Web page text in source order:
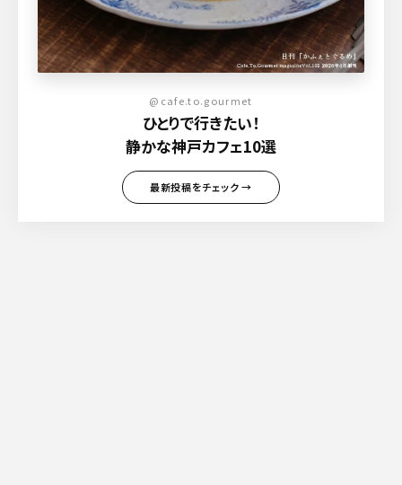
@cafe.to.gourmet
ひとりで行きたい！
静かな神戸カフェ10選
最新投稿をチェック →